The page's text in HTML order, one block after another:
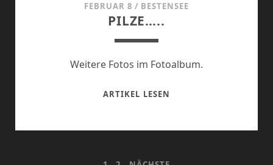
FEBRUAR 8 / BESTENSEE
PILZE…..
Weitere Fotos im Fotoalbum.
ARTIKEL LESEN